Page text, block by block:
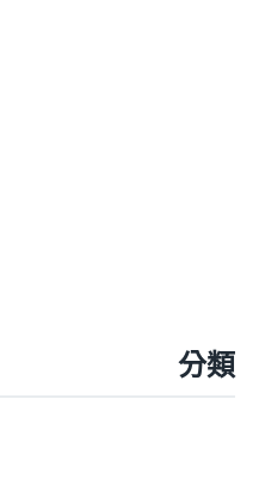
分類